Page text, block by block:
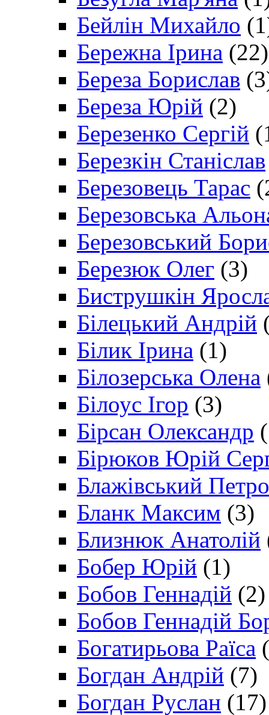
Бейлін Михайло
Бережна Ірина (22)
Береза Борислав
Береза Юрій (2)
Березенко Сергій
Березкін Станіслав
Березовець Тарас
Березовська
Березовський
Березюк Олег (3)
Биструшкін
Білецький Андрій
Білик Ірина (1)
Білозерська Олена
Білоус Ігор (3)
Бірсан Олександр
Бірюков Юрій
Блажівський Петро
Бланк Максим (3)
Близнюк Анатолій
Бобер Юрій (1)
Бобов Геннадій (2)
Бобов Геннадій
Богатирьова Раїса
Богдан Андрій (7)
Богдан Руслан (17)